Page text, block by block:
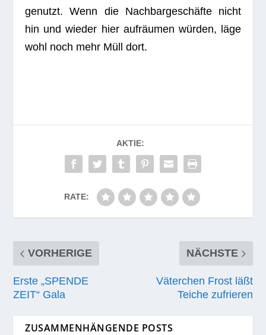
genutzt. Wenn die Nach­bar­ge­schäfte nicht
hin und wie­der hier auf­räu­men wür­den, läge
wohl noch mehr Müll dort.
AKTIE:
RATE:
VORHERIGE
Erste „SPENDE
ZEIT“ Gala
NÄCHSTE
Väterchen Frost läßt
Teiche zufrieren
ZUSAMMENHÄNGENDE POSTS